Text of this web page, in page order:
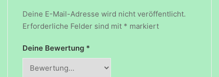
Deine E-Mail-Adresse wird nicht veröffentlicht.
Erforderliche Felder sind mit * markiert
Deine Bewertung *